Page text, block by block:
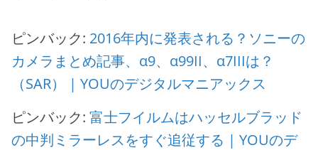
ピンバック: 2016年内に発表される？ソニーの
カメラまとめ記事、α9、α99II、α7IIIは？
（SAR） | YOUのデジタルマニアックス
ピンバック: 富士フイルムはハッセルブラッド
の中判ミラーレスをすぐ追従する | YOUのデ